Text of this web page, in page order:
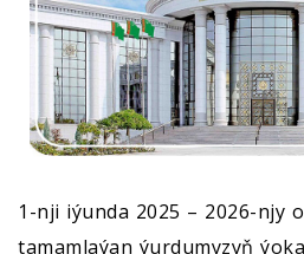
1-nji iýunda 2025 – 2026-njy
tamamlaýan ýurdumyzyň